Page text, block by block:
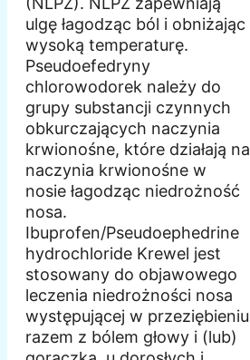
ulgę łagodząc ból i obniżając
wysoką temperaturę.
Pseudoefedryny
chlorowodorek należy do
grupy substancji czynnych
obkurczających naczynia
krwionośne, które działają na
naczynia krwionośne w
nosie łagodząc niedrożność
nosa.
Ibuprofen/Pseudoephedrine
hydrochloride Krewel jest
stosowany do objawowego
leczenia niedrożności nosa
występującej w przeziębieniu
razem z bólem głowy i (lub)